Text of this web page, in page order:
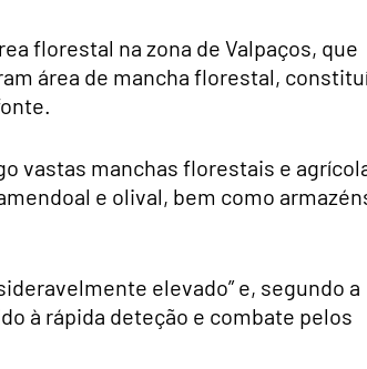
florestal na zona de Valpaços, que
área de mancha florestal,
vastas manchas florestais e
e olival, bem como
elevado” e, segundo a
à rápida deteção e combate pelos